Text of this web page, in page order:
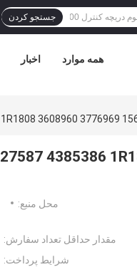
جستجو کردن
اخبار همه موارد
1561200 3776969
محل منبع:
مقدار حداقل تعداد سفارش:
شرایط پرداخت: